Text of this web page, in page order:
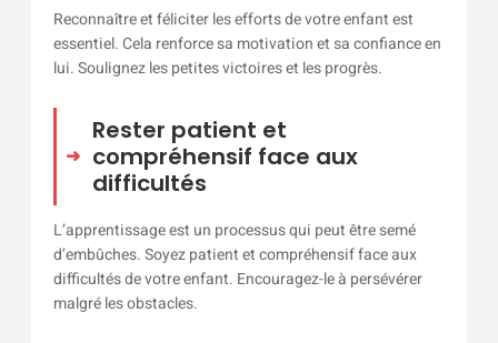
Reconnaître et féliciter les efforts de votre enfant est
essentiel. Cela renforce sa motivation et sa confiance en
lui. Soulignez les petites victoires et les progrès.
Rester patient et
compréhensif face aux
difficultés
L’apprentissage est un processus qui peut être semé
d’embûches. Soyez patient et compréhensif face aux
difficultés de votre enfant. Encouragez-le à persévérer
malgré les obstacles.